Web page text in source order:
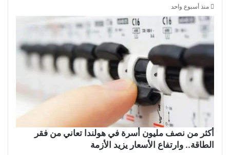
منذ أسبوع واحد
أكثر من نصف مليون أسرة في هولندا تعاني من فقر
الطاقة.. وارتفاع الأسعار يزيد الأزمة